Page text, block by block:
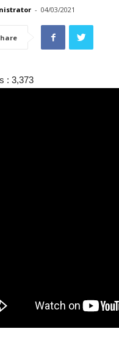
- 04/03/2021
: 3,373